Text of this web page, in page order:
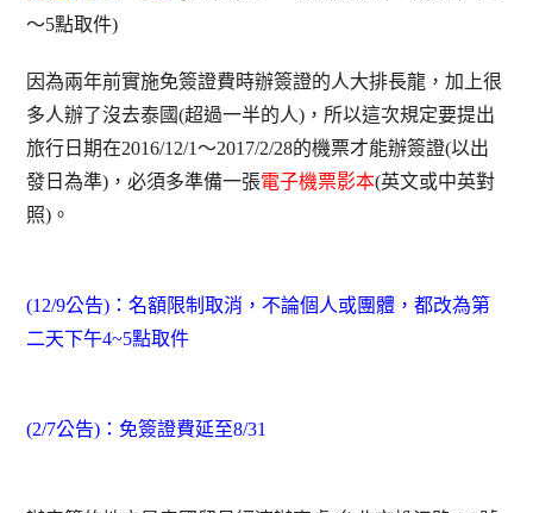
～5點取件)
因為兩年前實施免簽證費時辦簽證的人大排長龍，加上很
多人辦了沒去泰國(超過一半的人)，所以這次規定要提出
旅行日期在2016/12/1～2017/2/28的機票才能辦簽證(以出
發日為準)，必須多準備一張電子機票影本(英文或中英對
照)。
(12/9公告)：名額限制取消，不論個人或團體，都改為第
二天下午4~5點取件
(2/7公告)：免簽證費延至8/31